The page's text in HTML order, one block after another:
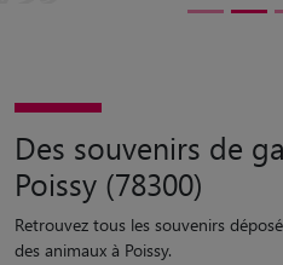
Des souvenirs de
Poissy (78300)
Retrouvez tous les souvenirs
des animaux à Poissy.